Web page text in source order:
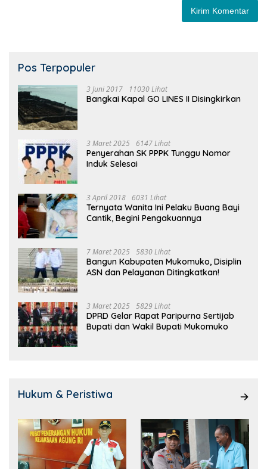
Pos Terpopuler
3 Juni 2017 11030 Lihat
Bangkai Kapal GO LINES II Disingkirkan
3 Maret 2025 6147 Lihat
Penyerahan SK PPPK Tunggu Nomor
Induk Selesai
3 April 2018 6031 Lihat
Ternyata Wanita Ini Pelaku Buang Bayi
Cantik, Begini Pengakuannya
7 Maret 2025 5830 Lihat
Bangun Kabupaten Mukomuko, Disiplin
ASN dan Pelayanan Ditingkatkan!
3 Maret 2025 5829 Lihat
DPRD Gelar Rapat Paripurna Sertijab
Bupati dan Wakil Bupati Mukomuko
Hukum & Peristiwa